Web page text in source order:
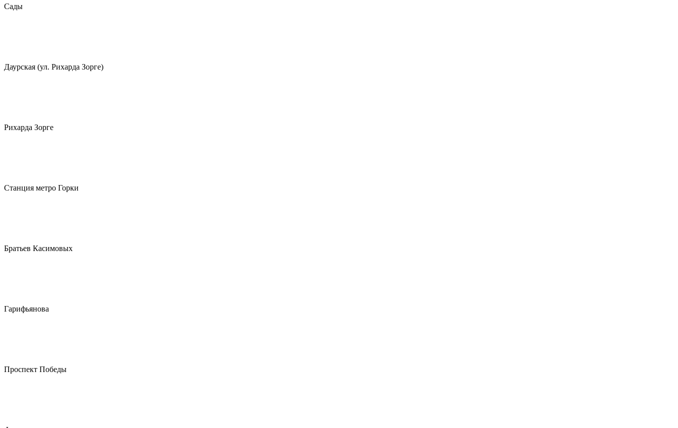
Сады
Даурская (ул. Рихарда Зорге)
Рихарда Зорге
Станция метро Горки
Братьев Касимовых
Гарифьянова
Проспект Победы